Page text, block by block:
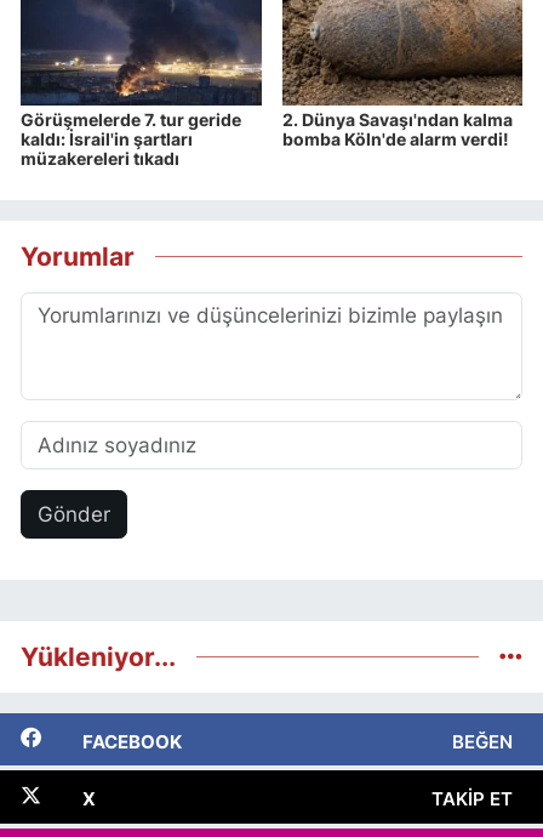
Görüşmelerde 7. tur geride
kaldı: İsrail'in şartları
müzakereleri tıkadı
2. Dünya Savaşı'ndan kalma
bomba Köln'de alarm verdi!
Yorumlar
Gönder
Yükleniyor...
FACEBOOK BEĞEN
X TAKIP ET